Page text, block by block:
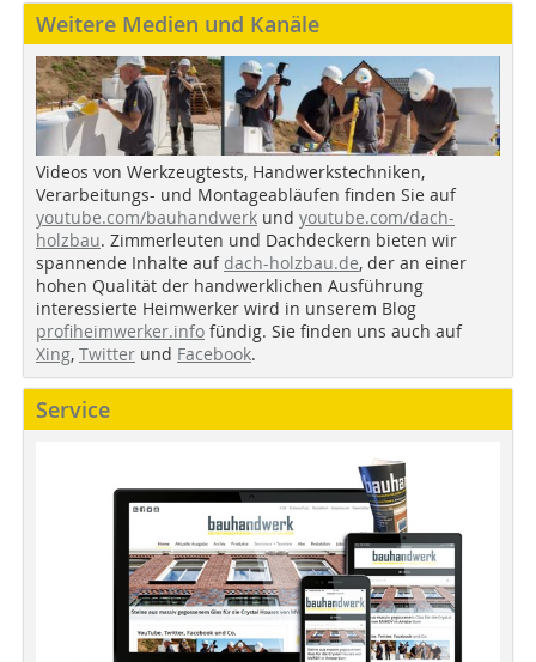
Weitere Medien und Kanäle
Videos von Werkzeugtests, Handwerkstechniken,
Verarbeitungs- und Montageabläufen finden Sie auf
youtube.com/bauhandwerk und youtube.com/dach-
holzbau. Zimmerleuten und Dachdeckern bieten wir
spannende Inhalte auf dach-holzbau.de, der an einer
hohen Qualität der handwerklichen Ausführung
interessierte Heimwerker wird in unserem Blog
profiheimwerker.info fündig. Sie finden uns auch auf
Xing, Twitter und Facebook.
Service